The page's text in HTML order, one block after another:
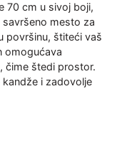
70 cm u sivoj boji,
savršeno mesto za
površinu, štiteći vaš
omogućava
čime štedi prostor.
i zadovolje